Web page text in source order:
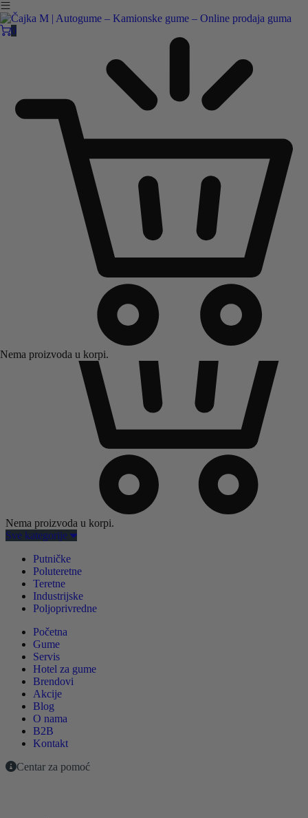
Čajka M Čačak
+381 32 5461 011 office@cajkam.rs
KAKO DO NAS
Nema proizvoda u korpi.
Sve kategorije
Putničke
Poluteretne
Teretne
Industrijske
Poljoprivredne
Početna
Gume
Servis
Hotel za gume
Brendovi
Akcije
Blog
O nama
B2B
Kontakt
Centar za pomoć
0
Nema proizvoda u korpi.